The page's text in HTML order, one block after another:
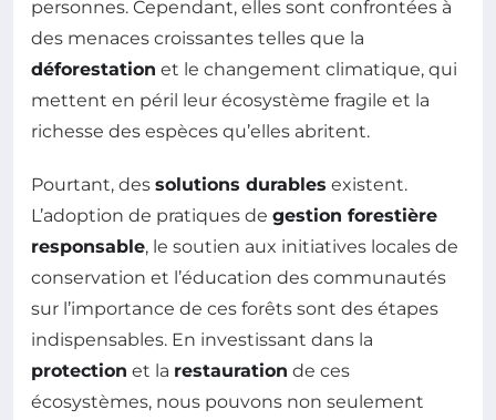
personnes. Cependant, elles sont confrontées à
des menaces croissantes telles que la
déforestation et le changement climatique, qui
mettent en péril leur écosystème fragile et la
richesse des espèces qu’elles abritent.
Pourtant, des solutions durables existent.
L’adoption de pratiques de gestion forestière
responsable, le soutien aux initiatives locales de
conservation et l’éducation des communautés
sur l’importance de ces forêts sont des étapes
indispensables. En investissant dans la
protection et la restauration de ces
écosystèmes, nous pouvons non seulement